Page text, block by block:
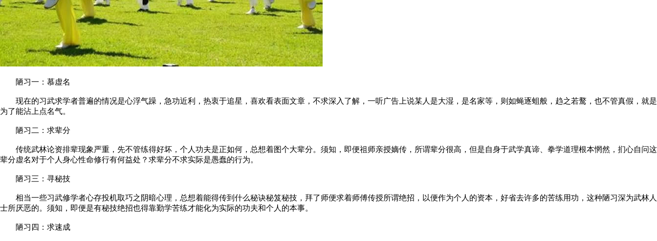
陋习一：慕虚名
现在的习武求学者普遍的情况是心浮气躁，急功近利，热衷于追星，喜欢看表面文章，不求深入了解，一听广告上说某人是大湿，是名家等，则如蝇逐蛆般，趋之若鹜，也不管真假，就是
为了能沾上点名气。
陋习二：求辈分
传统武林论资排辈现象严重，先不管练得好坏，个人功夫是正如何，总想着图个大辈分。须知，即便祖师亲授嫡传，所谓辈分很高，但是自身于武学真谛、拳学道理根本惘然，扪心自问这
辈分虚名对于个人身心性命修行有何益处？求辈分不求实际是愚蠢的行为。
陋习三：寻秘技
相当一些习武修学者心存投机取巧之阴暗心理，总想着能得传到什么秘诀秘笈秘技，拜了师便求着师傅传授所谓绝招，以便作为个人的资本，好省去许多的苦练用功，这种陋习深为武林人
士所厌恶的。须知，即便是有秘技绝招也得靠勤学苦练才能化为实际的功夫和个人的本事。
陋习四：求速成